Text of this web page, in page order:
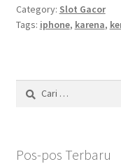
Category: Slot Gacor
Tags: iphone, karena,
untuk:
Pos-pos Terbaru